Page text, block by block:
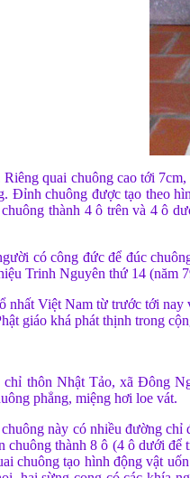
Riêng quai chuông cao tới
Đỉnh chuông được tạo theo
thành 4 ô trên và 4 ô
có công đức để đúc
Trinh Nguyên thứ 14 (năm
nhất Việt Nam từ trước tới
giáo khá phát thịnh trong
thôn Nhật Tảo, xã Đông
phẳng, miệng hơi loe vát.
này có nhiều đường
chuông thành 8 ô (4 ô dưới
chuông tạo hình động vật